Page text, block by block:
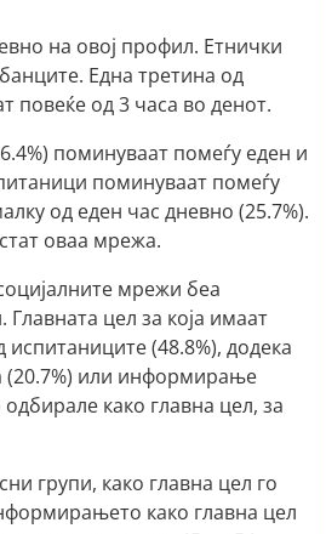
на овој профил. Етнички
Една третина од
повеќе од 3 часа во денот.
поминуваат помеѓу еден и
поминуваат помеѓу
од еден час дневно (25.7%).
оваа мрежа.
мрежи беа
цел за која имаат
(48.8%), додека
(20.7%) или информирање
како главна цел, за
групи, како главна цел го
како главна цел